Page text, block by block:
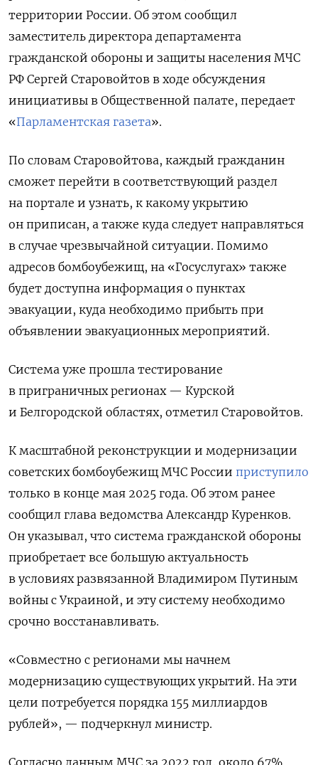
территории России. Об этом сообщил
заместитель директора департамента
гражданской обороны и защиты населения МЧС
РФ Сергей Старовойтов в ходе обсуждения
инициативы в Общественной палате, передает
«Парламентская газета».
По словам Старовойтова, каждый гражданин
сможет перейти в соответствующий раздел
на портале и узнать, к какому укрытию
он приписан, а также куда следует направляться
в случае чрезвычайной ситуации. Помимо
адресов бомбоубежищ, на «Госуслугах» также
будет доступна информация о пунктах
эвакуации, куда необходимо прибыть при
объявлении эвакуационных мероприятий.
Система уже прошла тестирование
в приграничных регионах — Курской
и Белгородской областях, отметил Старовойтов.
К масштабной реконструкции и модернизации
советских бомбоубежищ МЧС России приступило
только в конце мая 2025 года. Об этом ранее
сообщил глава ведомства Александр Куренков.
Он указывал, что система гражданской обороны
приобретает все большую актуальность
в условиях развязанной Владимиром Путиным
войны с Украиной, и эту систему необходимо
срочно восстанавливать.
«Совместно с регионами мы начнем
модернизацию существующих укрытий. На эти
цели потребуется порядка 155 миллиардов
рублей», — подчеркнул министр.
Согласно данным МЧС за 2022 год, около 67%